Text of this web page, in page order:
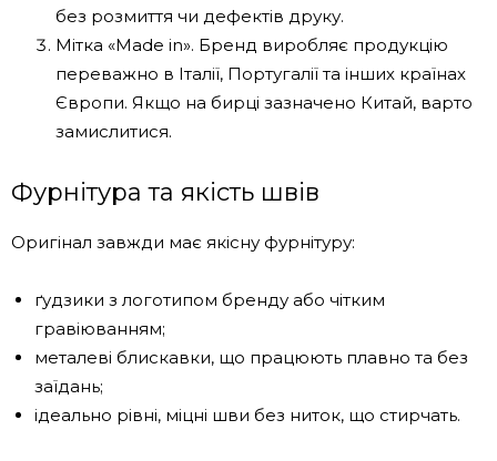
без розмиття чи дефектів друку.
Мітка «Made in». Бренд виробляє продукцію
переважно в Італії, Португалії та інших країнах
Європи. Якщо на бирці зазначено Китай, варто
замислитися.
Фурнітура та якість швів
Оригінал завжди має якісну фурнітуру:
ґудзики з логотипом бренду або чітким
гравіюванням;
металеві блискавки, що працюють плавно та без
заїдань;
ідеально рівні, міцні шви без ниток, що стирчать.